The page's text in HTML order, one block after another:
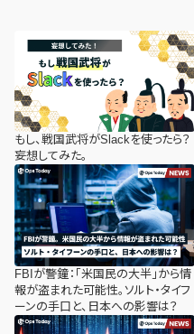
もし、戦国武将がSlackを使ったら？
妄想してみた。
FBIが警鐘：「米国民の大半」から情
報が盗まれた可能性。ソルト・タイフ
ーンの手口と、日本への影響は？